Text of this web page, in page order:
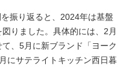
振り返ると、2024年は基盤
りました。具体的には、2月
、5月に新ブランド「ヨーク
にサテライトキッチン西日暮